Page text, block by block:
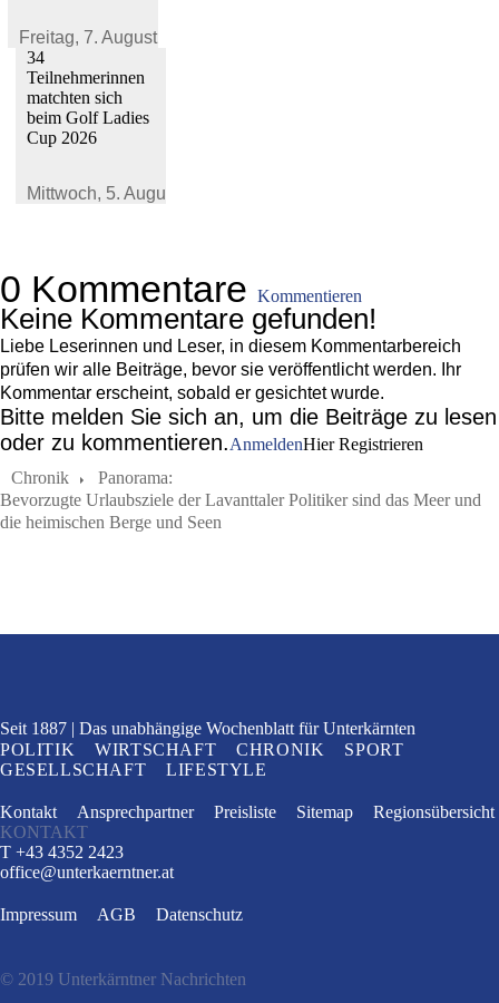
Freitag, 7. August 2026
34
Teilnehmerinnen
matchten sich
beim Golf Ladies
Cup 2026
Mittwoch, 5. August 2026
0 Kommentare Kommentieren
Keine Kommentare gefunden!
Liebe Leserinnen und Leser, in diesem Kommentarbereich
prüfen wir alle Beiträge, bevor sie veröffentlicht werden. Ihr
Kommentar erscheint, sobald er gesichtet wurde.
Bitte melden Sie sich an, um die Beiträge zu lesen
oder zu kommentieren.AnmeldenHier Registrieren
Chronik
Panorama:
Bevorzugte Urlaubsziele der Lavanttaler Politiker sind das Meer und
die heimischen Berge und Seen
Seit 1887 Das unabhängige Wochenblatt für Unterkärnten
POLITIK
WIRTSCHAFT CHRONIK
SPORT
GESELLSCHAFT
LIFESTYLE
Kontakt Ansprechpartner Preisliste Sitemap
Regionsübersicht
KONTAKT
T +43 4352 2423
office@unterkaerntner.at
Impressum AGB Datenschutz
© 2019 Unterkärntner Nachrichten